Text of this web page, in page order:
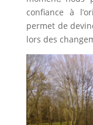
confiance à
permet de
lors des